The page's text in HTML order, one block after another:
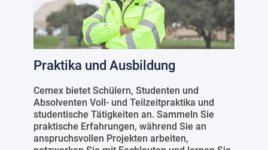
Praktika und Ausbildung
Cemex bietet Schülern, Studenten und
Absolventen Voll- und Teilzeitpraktika und
studentische Tätigkeiten an. Sammeln Sie
praktische Erfahrungen, während Sie an
anspruchsvollen Projekten arbeiten,